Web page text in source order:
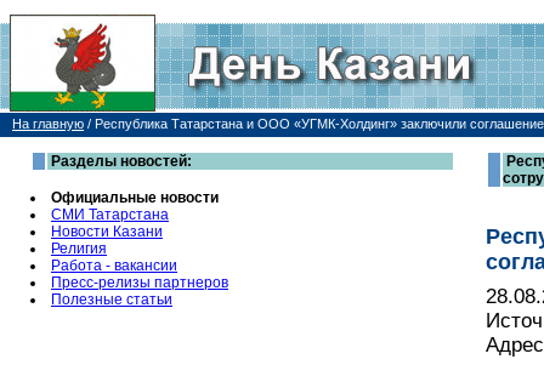
На главную / Республика Татарстана и ООО «УГМК-Холдинг» заключили
Разделы новостей:
Официальные новости
СМИ Татарстана
Новости Казани
Религия
Работа - вакансии
Пресс-релизы партнеров
Полезные статьи